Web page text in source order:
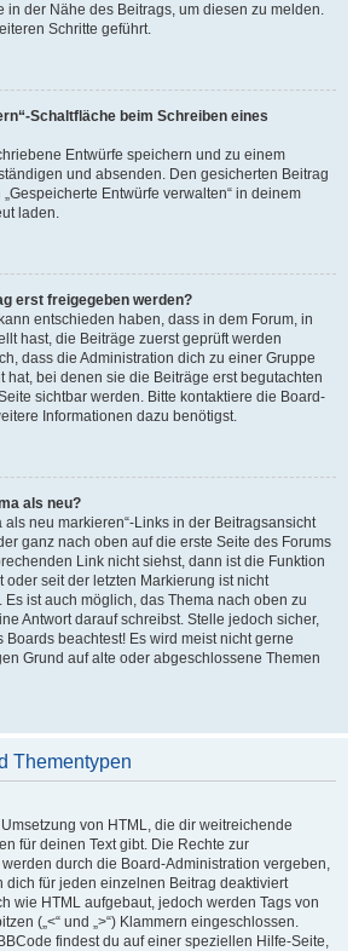
in der Nähe des Beitrags, um diesen zu melden.
Schritte geführt.
Schaltfläche beim Schreiben eines
Entwürfe speichern und zu einem
und absenden. Den gesicherten Beitrag
Entwürfe verwalten“ in deinem
laden.
erst freigegeben werden?
entschieden haben, dass in dem Forum, in
hast, die Beiträge zuerst geprüft werden
dass die Administration dich zu einer Gruppe
hat, bei denen sie die Beiträge erst begutachten
sichtbar werden. Bitte kontaktiere die Board-
Informationen dazu benötigst.
als neu?
als neu markieren“-Links in der Beitragsansicht
ganz nach oben auf die erste Seite des Forums
Link nicht siehst, dann ist die Funktion
seit der letzten Markierung ist nicht
ist auch möglich, das Thema nach oben zu
Antwort darauf schreibst. Stelle jedoch sicher,
beachtest! Es wird meist nicht gerne
Grund auf alte oder abgeschlossene Themen
Thementypen
von HTML, die dir weitreichende
für deinen Text gibt. Die Rechte zur
durch die Board-Administration vergeben,
dich für jeden einzelnen Beitrag deaktiviert
wie HTML aufgebaut, jedoch werden Tags von
(„<“ und „>“) Klammern eingeschlossen.
findest du auf einer speziellen Hilfe-Seite,